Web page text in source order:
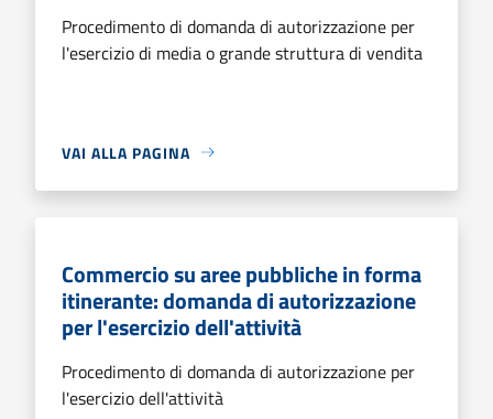
Procedimento di domanda di autorizzazione per
l'esercizio di media o grande struttura di vendita
VAI ALLA PAGINA
Commercio su aree pubbliche in forma
itinerante: domanda di autorizzazione
per l'esercizio dell'attività
Procedimento di domanda di autorizzazione per
l'esercizio dell'attività